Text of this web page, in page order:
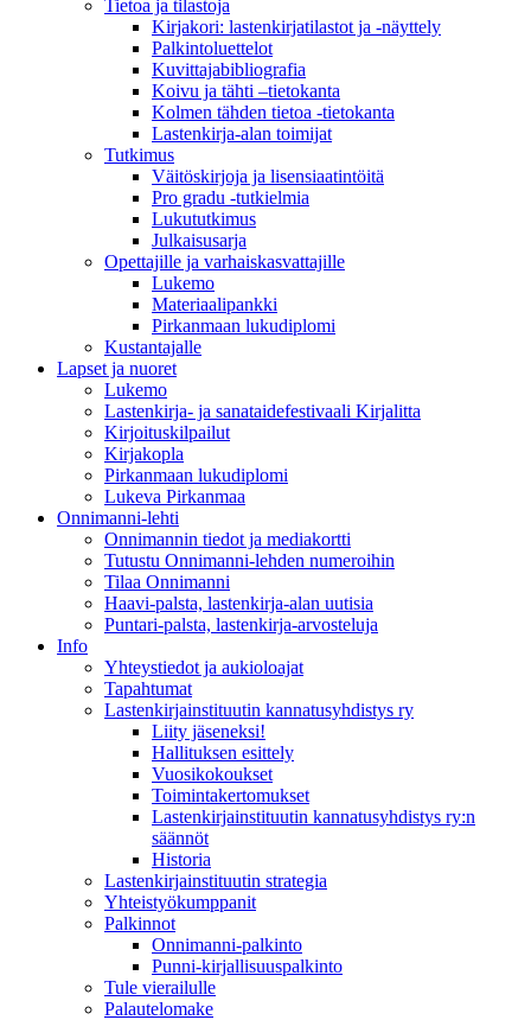
Tietoa ja tilastoja
Kirjakori: lastenkirjatilastot ja -näyttely
Palkintoluettelot
Kuvittaja­bibliografia
Koivu ja tähti –tietokanta
Kolmen tähden tietoa -tietokanta
Lastenkirja-alan toimijat
Tutkimus
Väitöskirjoja ja lisensiaatintöitä
Pro gradu -tutkielmia
Lukututkimus
Julkaisusarja
Opettajille ja varhaiskasvattajille
Lukemo
Materiaalipankki
Pirkanmaan lukudiplomi
Kustantajalle
Lapset ja nuoret
Lukemo
Lastenkirja- ja sanataidefestivaali Kirjalitta
Kirjoituskilpailut
Kirjakopla
Pirkanmaan lukudiplomi
Lukeva Pirkanmaa
Onnimanni-lehti
Onnimannin tiedot ja mediakortti
Tutustu Onnimanni-lehden numeroihin
Tilaa Onnimanni
Haavi-palsta, lastenkirja-alan uutisia
Puntari-palsta, lastenkirja-arvosteluja
Info
Yhteystiedot ja aukioloajat
Tapahtumat
Lastenkirjainstituutin kannatusyhdistys ry
Liity jäseneksi!
Hallituksen esittely
Vuosikokoukset
Toimintakertomukset
Lastenkirjainstituutin kannatusyhdistys ry:n
säännöt
Historia
Lastenkirjainstituutin strategia
Yhteistyökumppanit
Palkinnot
Onnimanni-palkinto
Punni-kirjallisuuspalkinto
Tule vierailulle
Palautelomake